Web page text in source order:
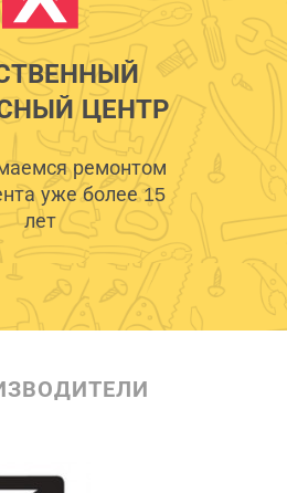
ЦЕНТР
ремонтом
уже более 15
лет